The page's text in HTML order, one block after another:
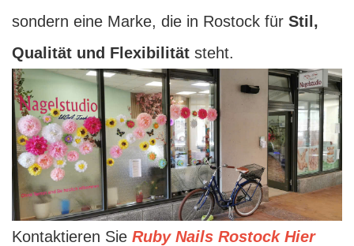
sondern eine Marke, die in Rostock für Stil,
Qualität und Flexibilität steht.
Kontaktieren Sie Ruby Nails Rostock Hier